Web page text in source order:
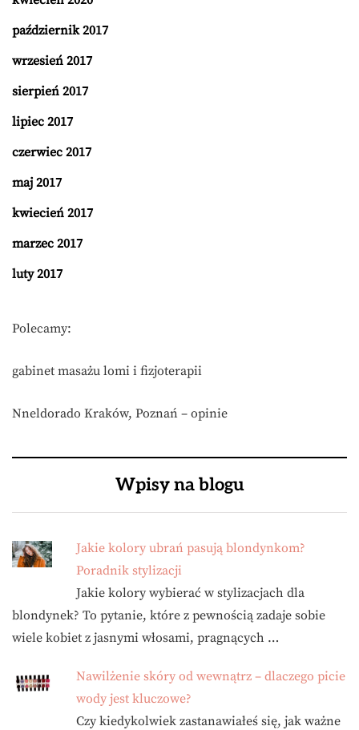
październik 2017
wrzesień 2017
sierpień 2017
lipiec 2017
czerwiec 2017
maj 2017
kwiecień 2017
marzec 2017
luty 2017
Polecamy:
gabinet masażu lomi i fizjoterapii
Nneldorado Kraków, Poznań – opinie
Wpisy na blogu
Jakie kolory ubrań pasują blondynkom?
Poradnik stylizacji
Jakie kolory wybierać w stylizacjach dla
blondynek? To pytanie, które z pewnością zadaje sobie
wiele kobiet z jasnymi włosami, pragnących …
Nawilżenie skóry od wewnątrz – dlaczego picie
wody jest kluczowe?
Czy kiedykolwiek zastanawiałeś się, jak ważne